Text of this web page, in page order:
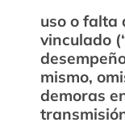
uso o falta
vinculado
mismo,
demoras